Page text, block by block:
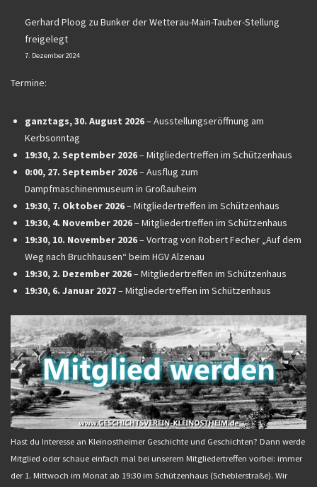
Gerhard Ploog zu Bunker der Wetterau-Main-Tauber-Stellung
freigelegt
7. Dezember 2024
Termine:
ganztags,30. August 2026–Ausstellungseröffnung am
Kerbsonntag
19:30, 2. September 2026–Mitgliedertreffen im Schützenhaus
0:00, 27. September 2026–Ausflug zum
Dampfmaschinenmuseum in Großauheim
19:30, 7. Oktober 2026–Mitgliedertreffen im Schützenhaus
19:30, 4. November 2026–Mitgliedertreffen im Schützenhaus
19:30, 10. November 2026–Vortrag von Robert Fecher „Auf dem
Weg nach Bruchhausen“ beim HGV Alzenau
19:30, 2. Dezember 2026–Mitgliedertreffen im Schützenhaus
19:30, 6. Januar 2027–Mitgliedertreffen im Schützenhaus
Hast du Interesse an Kleinostheimer Geschichte und Geschichten? Dann werde
Mitglied oder schaue einfach mal bei unserem Mitgliedertreffen vorbei: immer
der 1. Mittwoch im Monat ab 19:30 im Schützenhaus (Scheblerstraße). Wir